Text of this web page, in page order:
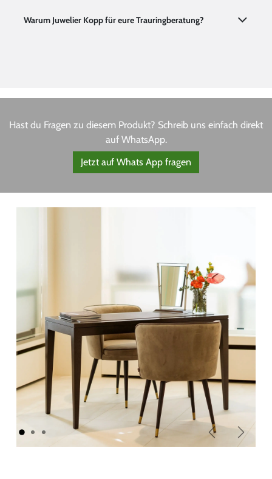
Warum Juwelier Kopp für eure Trauringberatung?
Hast du Fragen zu diesem Produkt? Schreib uns einfach direkt
auf WhatsApp.
Jetzt auf Whats App fragen
Zurück Weiter